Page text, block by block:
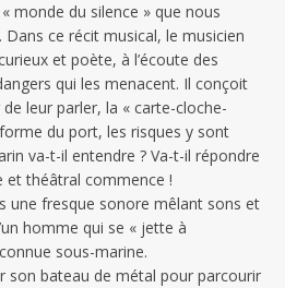
monde du silence » que nous
ce récit musical, le musicien
et poète, à l’écoute des
qui les menacent. Il conçoit
leur parler, la « carte-cloche-
du port, les risques y sont
va-t-il entendre ? Va-t-il répondre
et théâtral commence !
une fresque sonore mêlant sons et
homme qui se « jette à
sous-marine.
son bateau de métal pour parcourir